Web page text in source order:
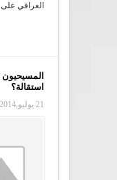
العراقي
المسيحيون
استقالة؟
21 يوليو,2014